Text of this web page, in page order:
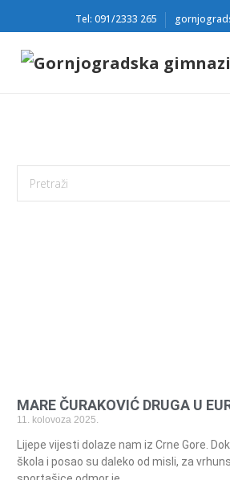
Tel: 091/2333 265
MARE ČURAKOVIĆ DRUGA U
11. kolovoza 2025.
Lijepe vijesti dolaze nam iz Crne Gore.
škola i posao su daleko od misli, za